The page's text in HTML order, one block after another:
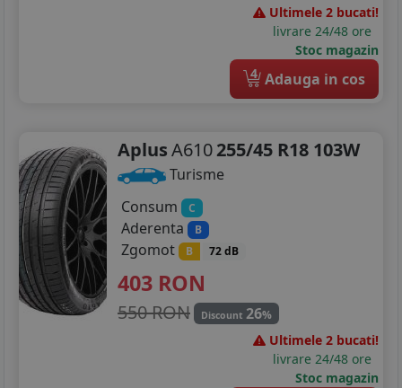
Ultimele 2 bucati!
livrare 24/48 ore
Stoc magazin
4 Adauga in cos
AplusA610255/45 R18 103W
Turisme
Consum
C
Aderenta B
Zgomot B 72 dB
403 RON
550 RON Discount 26%
Ultimele 2 bucati!
livrare 24/48 ore
Stoc magazin